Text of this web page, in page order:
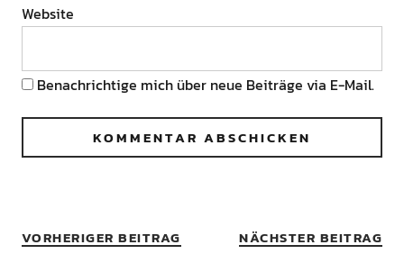
Website
Benachrichtige mich über neue Beiträge via E-Mail.
VORHERIGER BEITRAG NÄCHSTER BEITRAG